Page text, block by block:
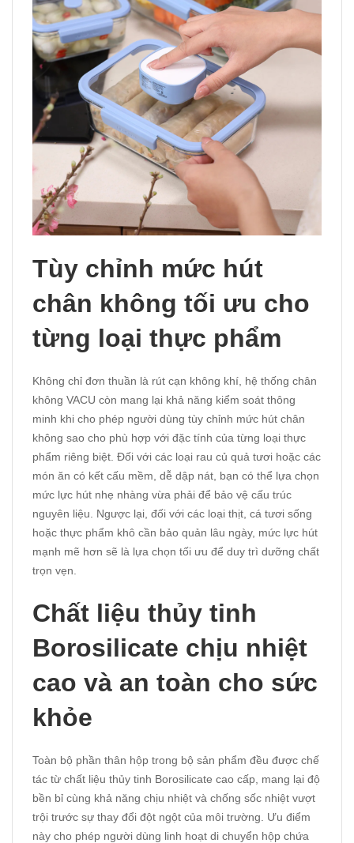
Tùy chỉnh mức hút
chân không tối ưu cho
từng loại thực phẩm
Không chỉ đơn thuần là rút cạn không khí, hệ thống chân
không VACU còn mang lại khả năng kiểm soát thông
minh khi cho phép người dùng tùy chỉnh mức hút chân
không sao cho phù hợp với đặc tính của từng loại thực
phẩm riêng biệt. Đối với các loại rau củ quả tươi hoặc các
món ăn có kết cấu mềm, dễ dập nát, bạn có thể lựa chọn
mức lực hút nhẹ nhàng vừa phải để bảo vệ cấu trúc
nguyên liệu. Ngược lại, đối với các loại thịt, cá tươi sống
hoặc thực phẩm khô cần bảo quản lâu ngày, mức lực hút
mạnh mẽ hơn sẽ là lựa chọn tối ưu để duy trì dưỡng chất
trọn vẹn.
Chất liệu thủy tinh
Borosilicate chịu nhiệt
cao và an toàn cho sức
khỏe
Toàn bộ phần thân hộp trong bộ sản phẩm đều được chế
tác từ chất liệu thủy tinh Borosilicate cao cấp, mang lại độ
bền bỉ cùng khả năng chịu nhiệt và chống sốc nhiệt vượt
trội trước sự thay đổi đột ngột của môi trường. Ưu điểm
này cho phép người dùng linh hoạt di chuyển hộp chứa